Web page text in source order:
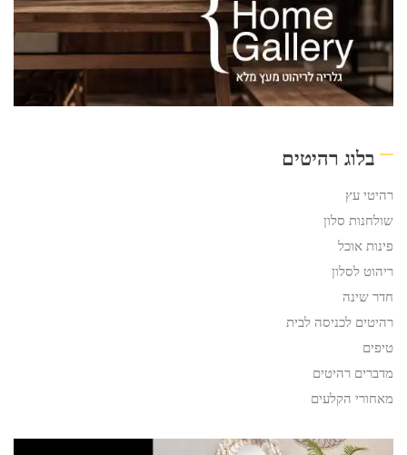
בלוג רהיטים
רהיטי עץ
שולחנות סלון
פינות אוכל
ריהוט לסלון
חדר שינה
רהיטים לכניסה לבית
טיפים
מדברים רהיטים
מאחורי הקלעים